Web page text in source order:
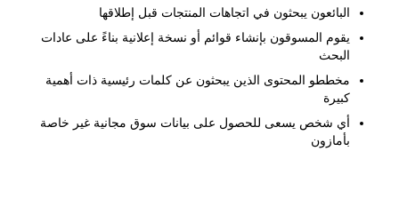
البائعون يبحثون في اتجاهات المنتجات قبل إطلاقها
يقوم المسوقون بإنشاء قوائم أو نسخة إعلانية بناءً على عادات
مخططو المحتوى الذين يبحثون عن كلمات رئيسية ذات أهمية
أي شخص يسعى للحصول على بيانات سوق مجانية غير خاصة